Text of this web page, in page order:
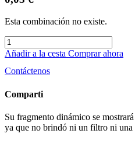
Esta combinación no existe.
Añadir a la cesta Comprar ahora
Contáctenos
Comparti
Su fragmento dinámico se
ya que no brindó ni un filtro ni una